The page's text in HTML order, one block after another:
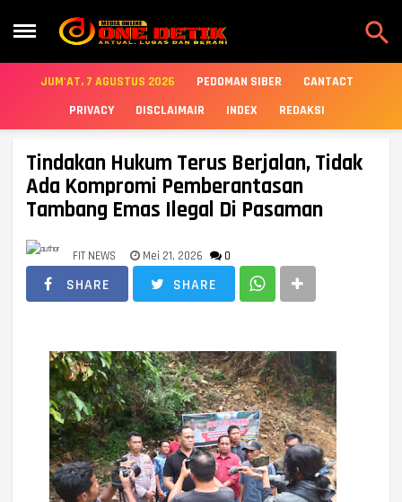

JUM'AT, 7 AGUSTUS 2026 PEDOMAN SIBER
CANTACT
PRIVACY
DISCLAIMAIR INDEX REDAKSI
Tindakan Hukum Terus Berjalan, Tidak
Ada Kompromi Pemberantasan
Tambang Emas Ilegal Di Pasaman
FIT NEWS Mei 21, 2026 0
SHARE SHARE